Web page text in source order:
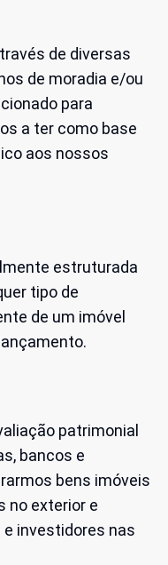
de diversas
de moradia e/ou
para
a ter como base
aos nossos
estruturada
tipo de
de um imóvel
patrimonial
bancos e
bens imóveis
no exterior e
investidores nas